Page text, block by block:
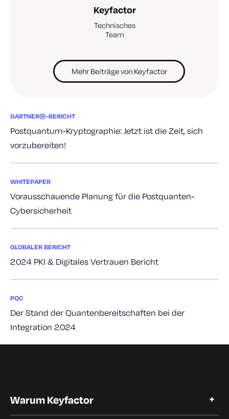
Keyfactor
Technisches
Team
Mehr Beiträge von Keyfactor
GARTNER®-BERICHT
Postquantum-Kryptographie: Jetzt ist die Zeit, sich
vorzubereiten!
WHITEPAPER
Vorausschauende Planung für die Postquanten-
Cybersicherheit
GLOBALER BERICHT
2024 PKI & Digitales Vertrauen Bericht
PQC
Der Stand der Quantenbereitschaften bei der
Integration 2024
Warum Keyfactor